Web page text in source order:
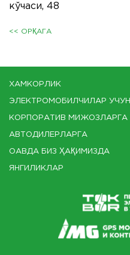
кўчаси, 48
<< ОРҚАГА
ХАМКОРЛИК
ЭЛЕКТРОМОБИЛЧИЛАР УЧУН
КОРПОРАТИВ МИЖОЗЛАРГА
АВТОДИЛЕРЛАРГА
ОАВДА БИЗ ҲАҚИМИЗДА
ЯНГИЛИКЛАР